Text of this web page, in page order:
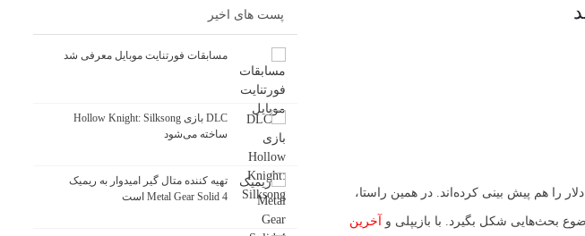
از حداقل یک سال اخیر شایعات زیادی پیرامون قیمت GTA 6 شنیده می‌شود و تحلیل‌گران احتمل زشد آن تا ۱۰۰ دلار را هم پیش بینی کرده‌اند. در همین راستا،
آخرین
پست های اخیر
مسابقات فورتنایت موبایل معرفی شد
DLC بازی Hollow Knight: Silksong
ساخته می‌شود
تهیه کننده متال گیر امیدوار به ریمیک
Metal Gear Solid 4 است